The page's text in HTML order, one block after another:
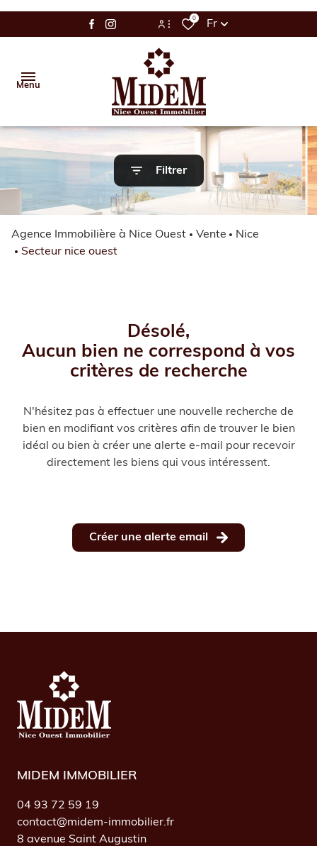
0
Fr
Menu
Accueil
Gestion
mail
agence
Filtrer
Agence Immobilière à Nice Ouest Vente
Nice
Secteur nice ouest
Désolé,
Aucun bien ne correspond à vos
critères de recherche
N'hésitez pas à effectuer une nouvelle recherche de
bien en modifiant vos critères afin de trouver le bien
idéal ou bien à créer une alerte e-mail pour recevoir
directement les biens qui vous intéressent.
Créer une alerte email
MIDEM IMMOBILIER
04 93 72 59 19
contact@midem-immobilier.fr
8 avenue Saint Augustin